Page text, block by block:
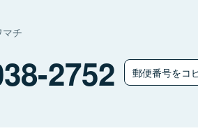
チ
2752 郵便番号をコ